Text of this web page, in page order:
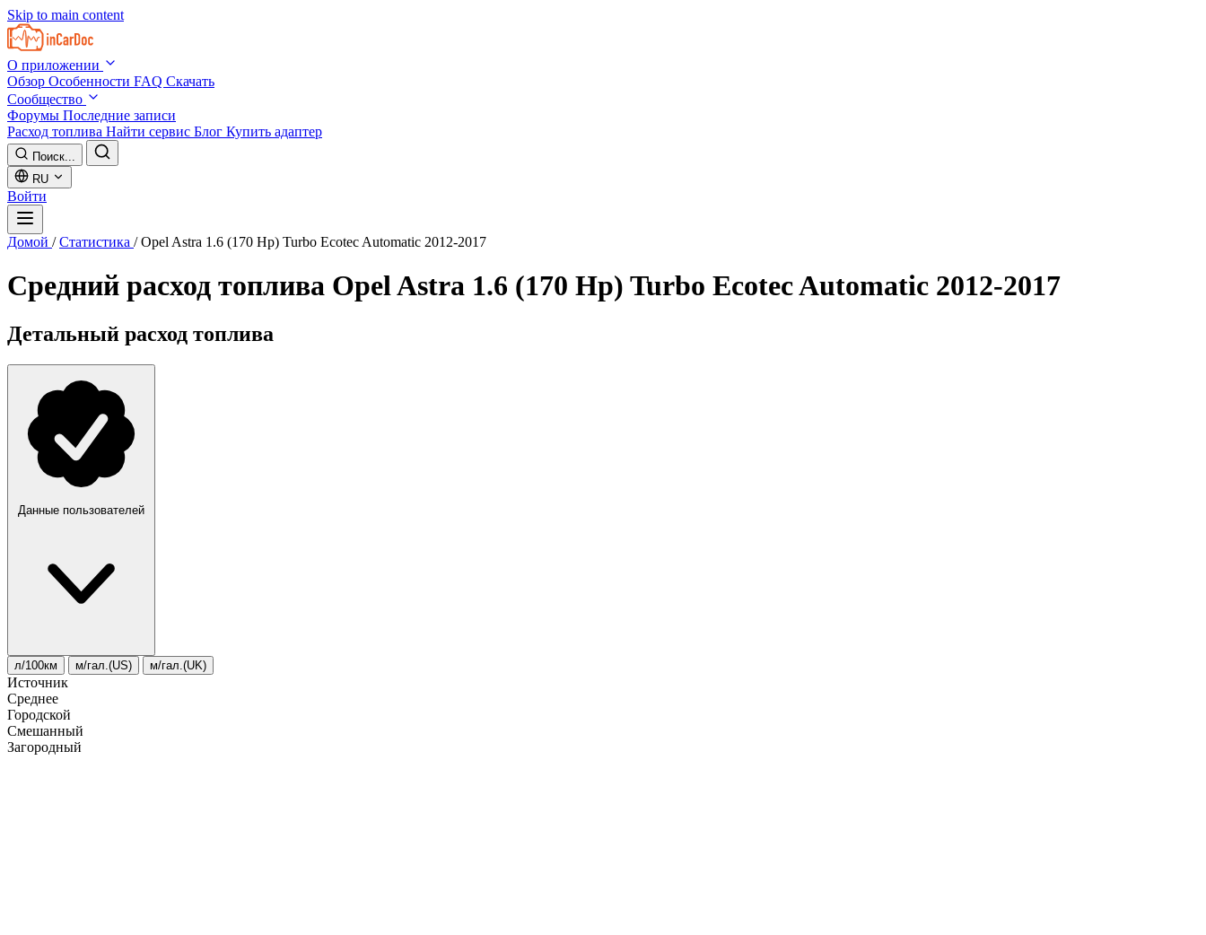
Skip to main content
О приложении
Обзор Особенности FAQ Скачать
Сообщество
Форумы Последние записи
Расход топлива Найти сервис Блог Купить адаптер
Поиск...
RU
Войти
Домой / Статистика / Opel Astra 1.6 (170 Hp) Turbo Ecotec Automatic 2012-2017
Средний расход топлива Opel Astra 1.6 (170 Hp) Turbo Ecotec Automatic 2012-2017
Детальный расход топлива
Данные пользователей
л/100км м/гал.(US) м/гал.(UK)
Источник
Среднее
Городской
Смешанный
Загородный